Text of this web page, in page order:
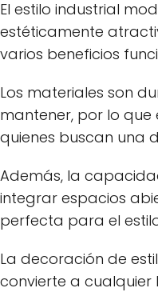
El estilo industrial
estéticamente
varios beneficios
Los materiales son
mantener, por lo
quienes buscan una
Además, la
integrar espacios
perfecta para el
La decoración de
convierte a